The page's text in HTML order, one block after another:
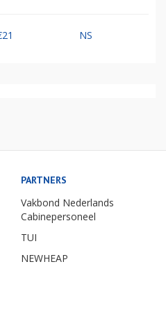
NS
PARTNERS
Vakbond Nederlands
Cabinepersoneel
TUI
NEWHEAP